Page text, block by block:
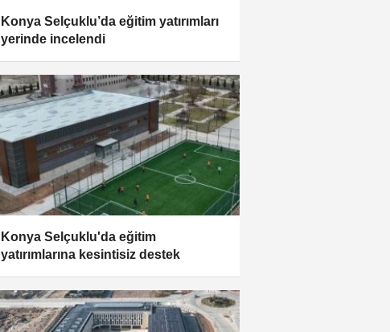
Konya Selçuklu’da eğitim yatırımları
yerinde incelendi
Konya Selçuklu'da eğitim
yatırımlarına kesintisiz destek